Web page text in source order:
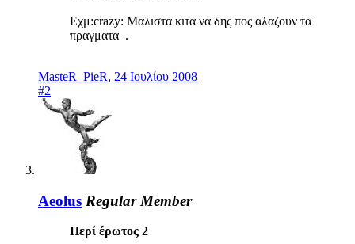
Εχμ:crazy: Μαλιστα κιτα να δης πος αλαζουν τα
πραγματα .
MasteR_PieR, 24 Ιουλίου 2008
#2
Aeolus Regular Member
Περί έρωτος 2